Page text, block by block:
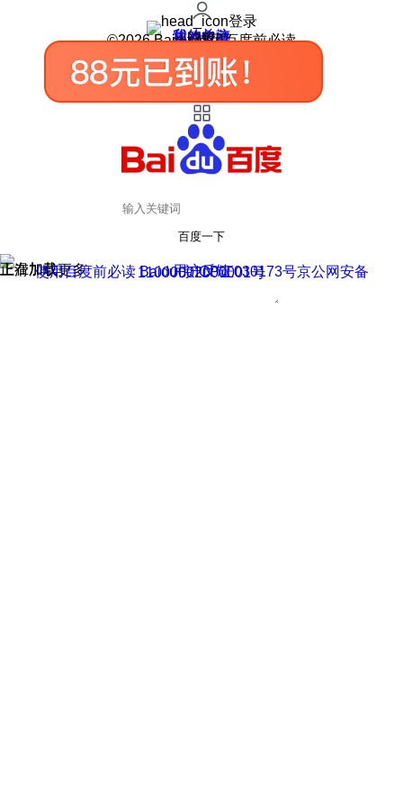
登录
我的关注
我的收藏
皮肤中心
用户反馈
设置
©2026 Baidu 使用百度前必读
百度一下
正在加载
上滑加载更多 用户反馈
使用百度前必读 Baidu 京ICP证030173号
京公网安备11000002000001号